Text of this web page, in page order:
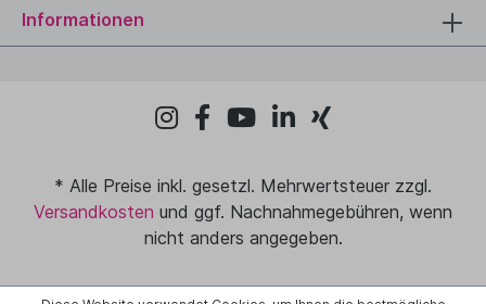
Informationen
* Alle Preise inkl. gesetzl. Mehrwertsteuer zzgl.
Versandkosten und ggf. Nachnahmegebühren, wenn
nicht anders angegeben.